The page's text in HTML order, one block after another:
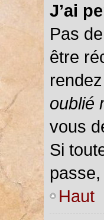
J’ai
Pas
être
oublié
vous
Si
Haut